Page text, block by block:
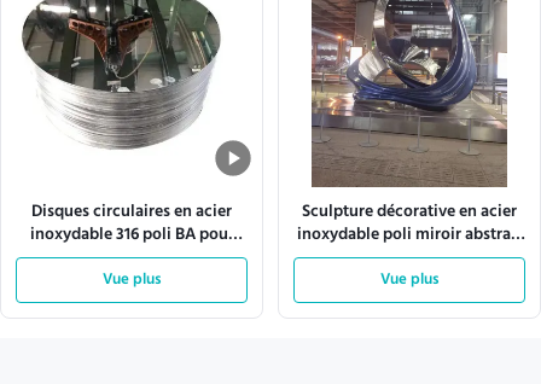
Disques circulaires en acier
inoxydable 316 poli BA pour
ustensiles de cuisine
Vue plus
Sculpture décorative en acier
inoxydable poli miroir abstrait
OEM
Vue plus